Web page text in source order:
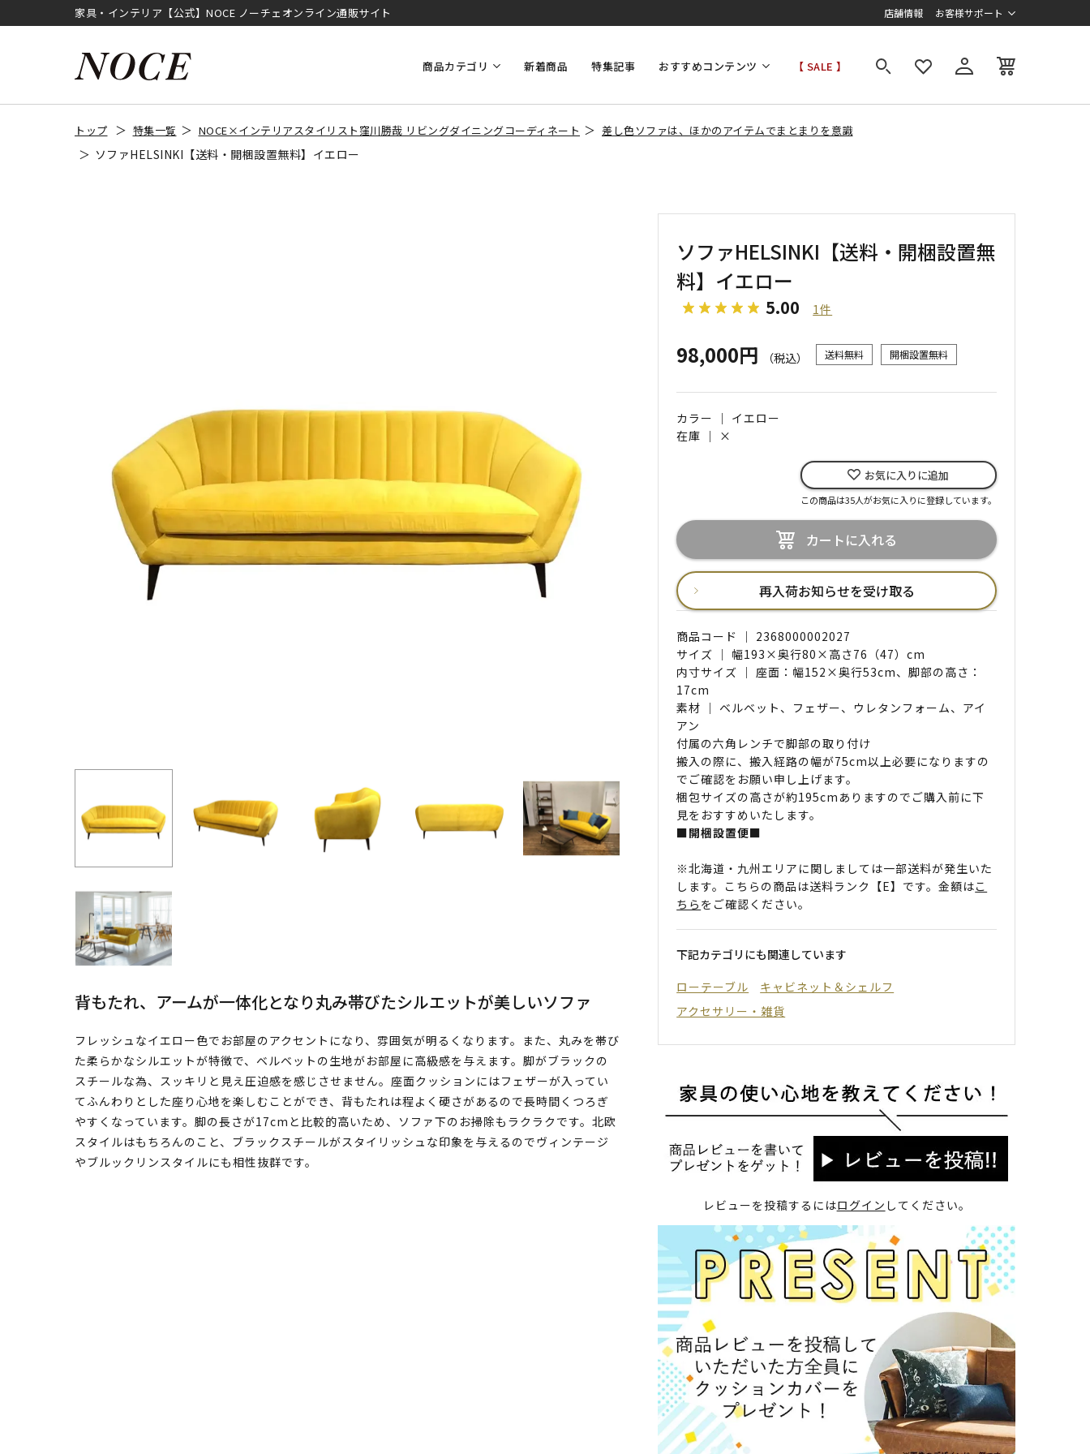
家具・インテリア【公式】NOCE ノーチェオンライン通販サイト 店舗情報 お客様サポート
商品カテゴリ 新着商品 特集記事 おすすめコンテンツ 【 SALE 】
トップ 特集一覧 NOCE×インテリアスタイリスト窪川勝哉 リビングダイニングコーディネート 差し色ソファは、ほかのアイテムでまとまりを意識
ソファHELSINKI【送料・開梱設置無料】イエロー
背もたれ、アームが一体化となり丸み帯びたシルエットが美しいソファ
フレッシュなイエロー色でお部屋のアクセントになり、雰囲気が明るくなります。また、丸みを帯び
た柔らかなシルエットが特徴で、ベルベットの生地がお部屋に高級感を与えます。脚がブラックの
スチールな為、スッキリと見え圧迫感を感じさせません。座面クッションにはフェザーが入ってい
てふんわりとした座り心地を楽しむことができ、背もたれは程よく硬さがあるので長時間くつろぎ
やすくなっています。脚の長さが17cmと比較的高いため、ソファ下のお掃除もラクラクです。北欧
スタイルはもちろんのこと、ブラックスチールがスタイリッシュな印象を与えるのでヴィンテージ
やブルックリンスタイルにも相性抜群です。
ソファHELSINKI【送料・開梱設置無
料】イエロー
5.00 1件
98,000円 （税込） 送料無料 開梱設置無料
カラー ｜ イエロー
在庫 ｜ ×
お気に入りに追加
この商品は35人がお気に入りに登録しています。
カートに入れる
再入荷お知らせを受け取る
商品コード ｜ 2368000002027
サイズ ｜ 幅193×奥行80×高さ76（47）cm
内寸サイズ ｜ 座面：幅152×奥行53cm、脚部の高さ：
17cm
素材 ｜ ベルベット、フェザー、ウレタンフォーム、アイ
アン
付属の六角レンチで脚部の取り付け
搬入の際に、搬入経路の幅が75cm以上必要になりますの
でご確認をお願い申し上げます。
梱包サイズの高さが約195cmありますのでご購入前に下
見をおすすめいたします。
■開梱設置便■
※北海道・九州エリアに関しましては一部送料が発生いた
します。こちらの商品は送料ランク【E】です。金額はこ
ちら をご確認ください。
下記カテゴリにも関連しています
ローテーブル
キャビネット＆シェルフ
アクセサリー・雑貨
レビューを投稿するにはログイン してください。